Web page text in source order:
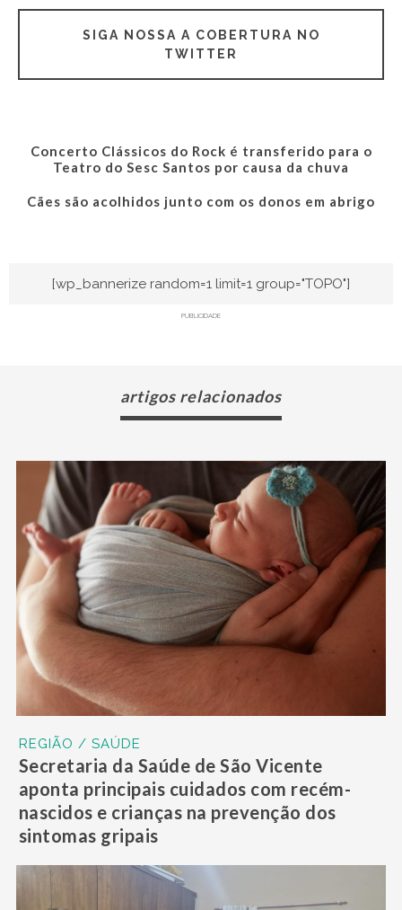
SIGA NOSSA A COBERTURA NO
TWITTER
Concerto Clássicos do Rock é transferido para o
Teatro do Sesc Santos por causa da chuva
Cães são acolhidos junto com os donos em abrigo
[wp_bannerize random=1 limit=1 group="TOPO"]
PUBLICIDADE
artigos relacionados
REGIÃO / SAÚDE
Secretaria da Saúde de São Vicente
aponta principais cuidados com recém-
nascidos e crianças na prevenção dos
sintomas gripais